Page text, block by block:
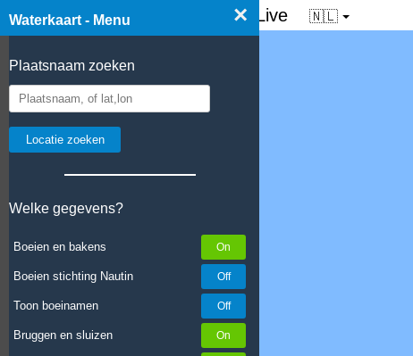
Waterkaart - Menu ×
Plaatsnaam zoeken
Welke gegevens?
Boeien en bakens
Boeien stichting Nautin
Toon boeinamen
Bruggen en sluizen
☰ Waterkaart van Nederland - Live 🇳🇱